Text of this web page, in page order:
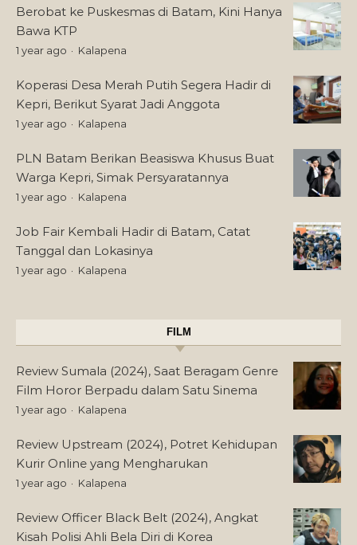
Berobat ke Puskesmas di Batam, Kini Hanya
Bawa KTP
1 year ago Kalapena
Koperasi Desa Merah Putih Segera Hadir di
Kepri, Berikut Syarat Jadi Anggota
1 year ago Kalapena
PLN Batam Berikan Beasiswa Khusus Buat
Warga Kepri, Simak Persyaratannya
1 year ago Kalapena
Job Fair Kembali Hadir di Batam, Catat
Tanggal dan Lokasinya
1 year ago Kalapena
FILM
Review Sumala (2024), Saat Beragam Genre
Film Horor Berpadu dalam Satu Sinema
1 year ago Kalapena
Review Upstream (2024), Potret Kehidupan
Kurir Online yang Mengharukan
1 year ago Kalapena
Review Officer Black Belt (2024), Angkat
Kisah Polisi Ahli Bela Diri di Korea